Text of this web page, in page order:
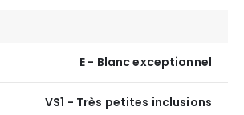
E - Blanc exceptionnel
VS1 - Très petites inclusions